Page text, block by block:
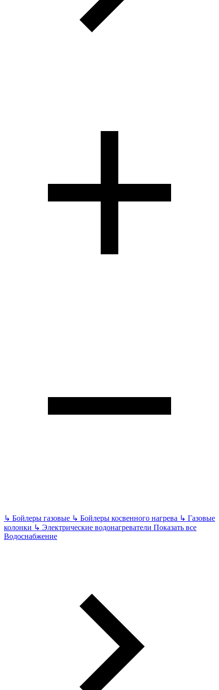
↳ Бойлеры газовые ↳ Бойлеры косвенного нагрева ↳ Газовые
колонки ↳ Электрические водонагреватели Показать все
Водоснабжение